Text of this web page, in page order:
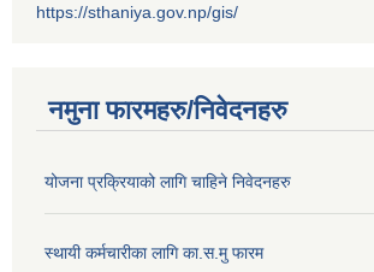
https://sthaniya.gov.np/gis/
नमुना फारमहरु/निवेदनहरु
योजना प्रक्रियाको लागि चाहिने निवेदनहरु
स्थायी कर्मचारीका लागि का.स.मु फारम